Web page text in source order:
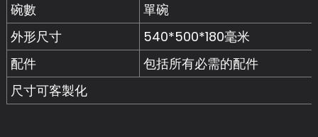
碗數
單碗
外形尺寸
540*500*180毫米
配件
包括所有必需的配件
尺寸可客製化